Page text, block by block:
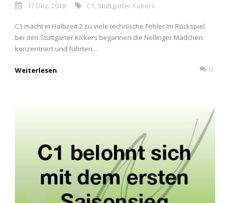
17 Dez. 2018 C1 Stuttgarter Kickers
C1 macht in Halbzeit 2 zu viele technische Fehler Im Rückspiel
bei den Stuttgarter Kickers begannen die Nellinger Mädchen
konzentriert und führten...
Weiterlesen 0